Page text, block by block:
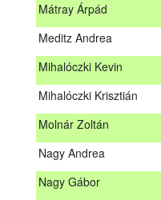
Mátray Árpád
Meditz Andrea
Mihalóczki Kevin
Mihalóczki Krisztián
Molnár Zoltán
Nagy Andrea
Nagy Gábor
Magyar Gergely
Mihalóczki Kevin
Mihalóczki Krisztián